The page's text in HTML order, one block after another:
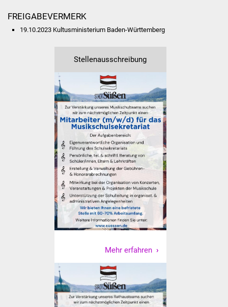
Familienzentrum
Suenergie
NETZMonitor
Gesundheit und Notfall
Ärzte und Apotheken
Pflege von Angehörigen
Hitzewarnung / UV-
Index
ÖPNV
Bürgerbus (MOBS)
Abfall und Entsorgung
Kultur & Freizeit
FREIGABEVERMERK
19.10.2023 Kultusministerium Baden-Württemberg
Stellenausschreibung
Mehr erfahren